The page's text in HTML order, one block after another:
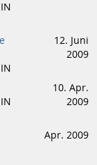
12. Juni
2009
10. Apr.
2009
Apr. 2009